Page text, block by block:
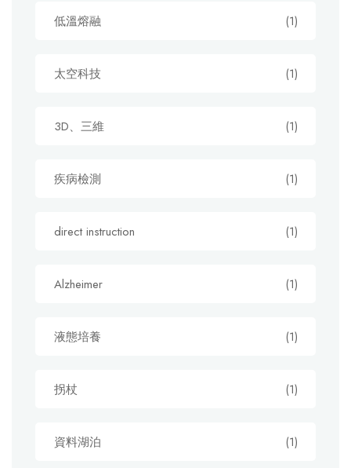
低溫熔融 (1)
太空科技 (1)
3D、三維 (1)
疾病檢測 (1)
direct instruction (1)
Alzheimer (1)
液態培養 (1)
拐杖 (1)
資料湖泊 (1)